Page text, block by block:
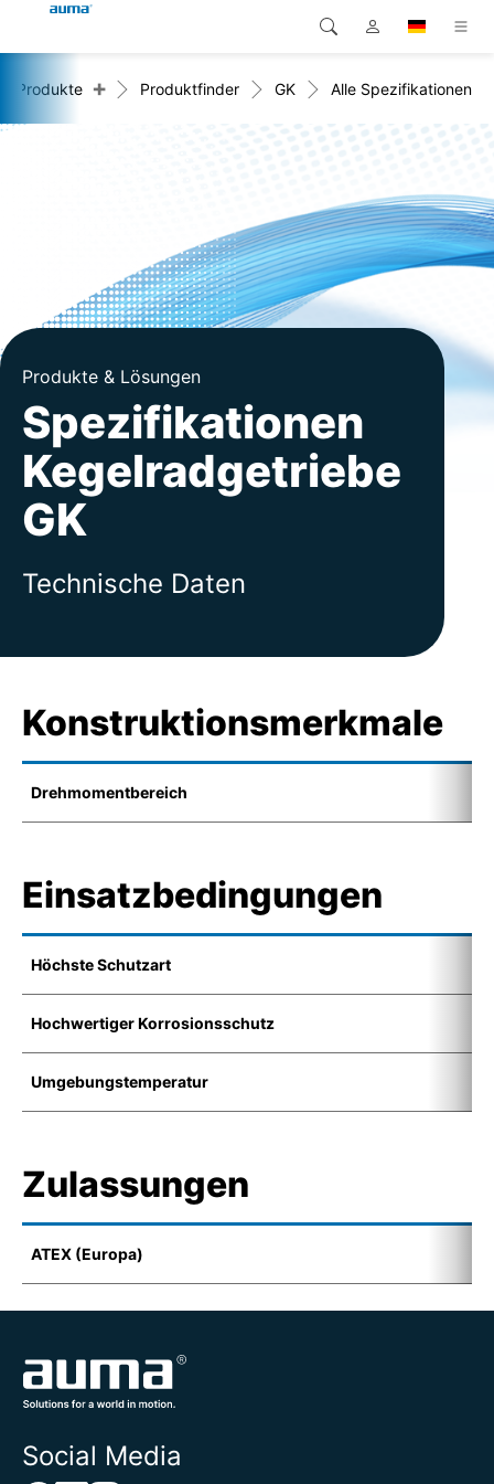
Produkte
Karriere
Unternehmen
Kontakt
Global
Asien und Pazifik
Nordamerika
Suche
Produkte + Produktfinder GK Alle Spezifikationen
Produkte & Lösungen
Spezifikationen
Kegelradgetriebe
GK
Technische Daten
Konstruktionsmerkmale
Drehmomentbereich
Einsatzbedingungen
Höchste Schutzart
Hochwertiger Korrosionsschutz
Umgebungstemperatur
Zulassungen
ATEX (Europa)
Social Media